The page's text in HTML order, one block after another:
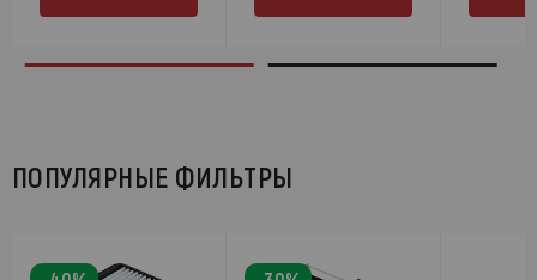
ПОПУЛЯРНЫЕ ФИЛЬТРЫ